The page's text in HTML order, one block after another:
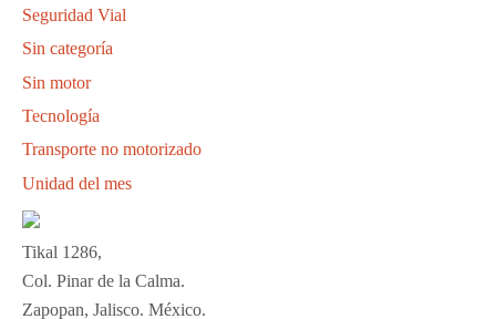
Seguridad Vial
Sin categoría
Sin motor
Tecnología
Transporte no motorizado
Unidad del mes
Tikal 1286,
Col. Pinar de la Calma.​
Zapopan, Jalisco. México.